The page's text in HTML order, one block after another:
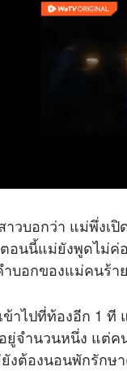
วบอกว่า แม่พึ่งเปิ
อนนี้แม่ยังพูดไม่ค่
ำบอกของแม่คนร้
ข้าไปที่ท้องอีก 1
ยู่จำนวนหนึ่ง แต่ค
งต้องนอนพักรักษ